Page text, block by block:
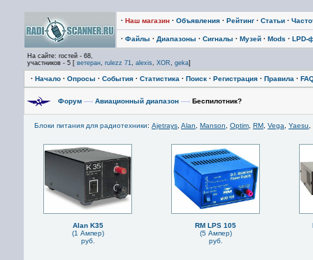
· Наш магазин · Объявления · Рейтинг · Статьи ·
· Файлы · Диапазоны · Сигналы · Музей · Mods · LPD-
На сайте: гостей - 68,
участников - 5 [ ветеран, rulezz 71, alexis, XOR, geka]
· Начало · Опросы · События · Статистика · Поиск · Регистрация · Правила ·
Форум —› Авиационный диапазон —› Беспилотник?
Блоки питания для радиотехники: Ajetrays Alan Manson Optim RM Vega Yaesu
Alan K35
(1 Ампер)
руб.
RM LPS 105
(5 Ампер)
руб.